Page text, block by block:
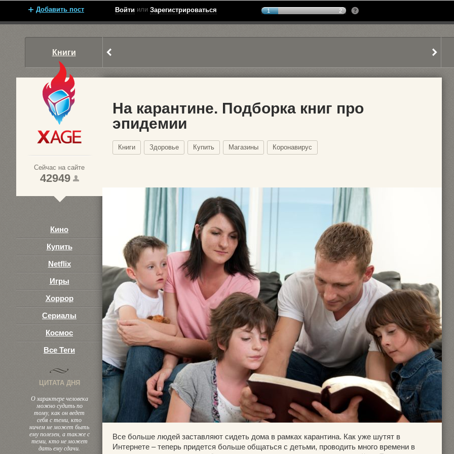
Добавить пост Войти или Зарегистрироваться 1 2
Книги
Сейчас на сайте
42949
Кино
Купить
Netflix
Игры
Хоррор
Сериалы
Космос
Все Теги
ЦИТАТА ДНЯ
О характере человека
можно судить по
тому, как он ведет
себя с теми, кто
ничем не может быть
ему полезен, а также с
теми, кто не может
дать ему сдачи.
На карантине. Подборка книг про
эпидемии
Книги Здоровье Купить Магазины Коронавирус
Все больше людей заставляют сидеть дома в рамках карантина. Как уже шутят в
Интернете – теперь придется больше общаться с детьми, проводить много времени в